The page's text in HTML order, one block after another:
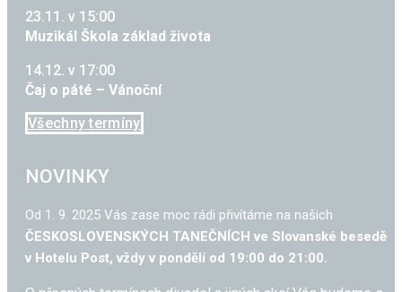
23.11. v 15:00
Muzikál Škola základ života
14.12. v 17:00
Čaj o páté – Vánoční
Všechny termíny
NOVINKY
Od 1. 9. 2025 Vás zase moc rádi přivítáme na našich
ČESKOSLOVENSKÝCH TANEČNÍCH ve Slovanské besedě
v Hotelu Post, vždy v pondělí od 19:00 do 21:00.